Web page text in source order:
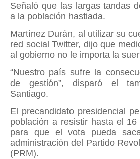
Señaló que las largas tandas
a la población hastiada.
Martínez Durán, al utilizar su
red social Twitter, dijo que
al gobierno no le importa la
“Nuestro país sufre la
de gestión”, disparó el
Santiago.
El precandidato presidencial
población a resistir hasta el
para que el vota pueda
administración del Partido
(PRM).